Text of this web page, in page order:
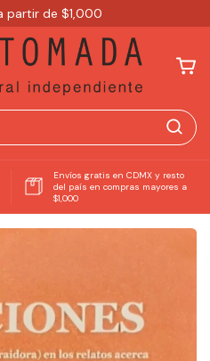
partir de $1,000
Envíos gratis en CDMX y resto
del país en compras mayores a
$1,000